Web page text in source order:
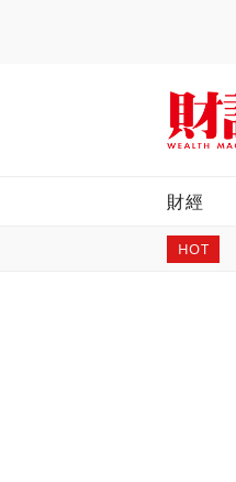
財經
HOT